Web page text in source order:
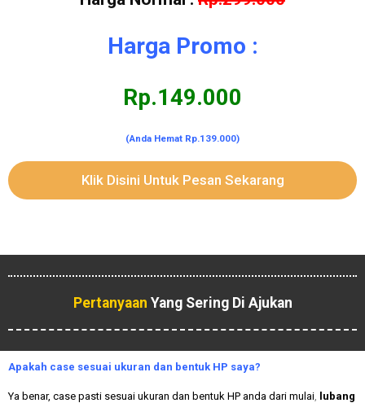
Harga Promo :
Rp.149.000
(Anda Hemat Rp.139.000)
Klik Disini Untuk Pesan Sekarang
Pertanyaan Yang Sering Di Ajukan
Apakah case sesuai ukuran dan bentuk HP saya?
Ya benar, case pasti sesuai ukuran dan bentuk HP anda dari mulai
lubang